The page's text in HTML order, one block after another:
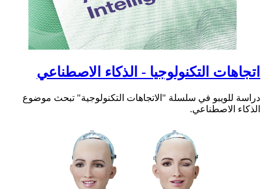
اتجاهات التكنولوجيا - الذكاء الاصطناعي
دراسة للويبو في سلسلة "الاتجاهات التكنولوجية" تبحث موضوع
الذكاء الاصطناعي.